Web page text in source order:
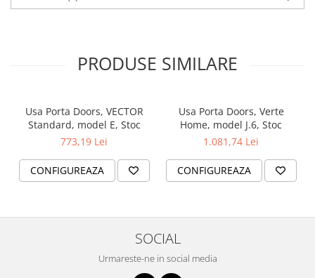
ACCESORII
Broască: cu cheie simplă, cu blocare pentru baie sau pregătire
TOCURI
(vezi pag. 186–207 din catalogul Porta Doors)
Tocuri recomandate pentru uși cu falț:
PRODUSE SIMILARE
Usa Porta Doors, VECTOR
Standard, model E, Stoc
773,19 Lei
CONFIGUREAZA
Usa Porta Doors, Verte
Home, model J.6, Stoc
1.081,74 Lei
CONFIGUREAZA
SOCIAL
Urmareste-ne in social media